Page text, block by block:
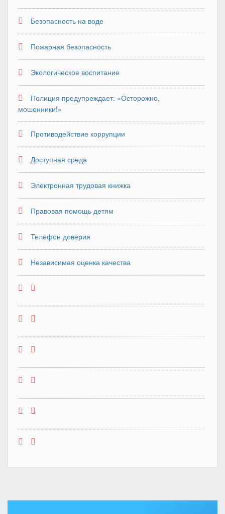
Безопасность на воде
Пожарная безопасность
Экологическое воспитание
Полиция предупреждает: «Осторожно,
мошенники!»
Противодействие коррупции
Доступная среда
Электронная трудовая книжка
Правовая помощь детям
Телефон доверия
Независимая оценка качества